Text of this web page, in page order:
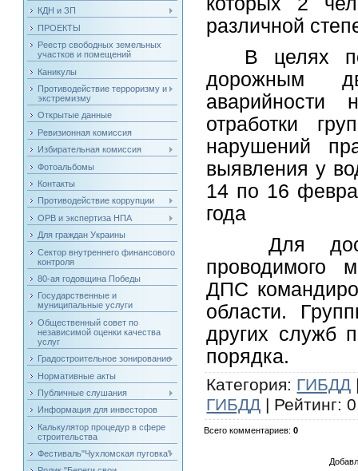
КДН и ЗП
ПРОЕКТЫ
Реестр свободных земельных
участков и помещений
Каникулы
Противодействие терроризму и
экстремизму
Открытые данные
Ревизионная комиссия
Избирательная комиссия
Фотоальбомы
Контакты
Противодействие коррупции
ОРВ и экспертиза НПА
Для граждан Украины
Сектор внутреннего финансового
контроля
80-ая годовщина Победы
Государственные и
муниципальные услуги
Общественный совет по
независимой оценки качества
услуг
Градостроительное зонирование
Нормативные акты
Публичные слушания
Информация для инвесторов
Калькулятор процедур в сфере
строительства
Фестиваль"Чухломская пуговка"
различной
В целях
дорожным
аварийности
отработки
нарушений
выявления у
14 по 16
года
Для
проводимого
ДПС
области.
других служб
порядка.
Категория: ГИБДД
ГИБДД | Рейтинг:
Всего комментариев:0